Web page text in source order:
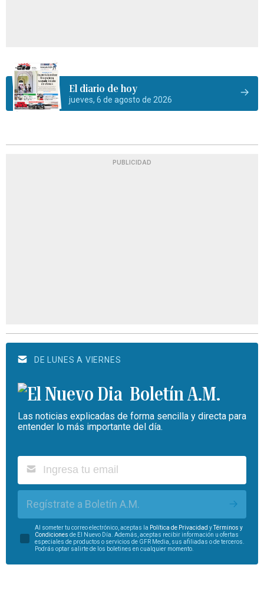
El diario de hoy
jueves, 6 de agosto de 2026
PUBLICIDAD
DE LUNES A VIERNES
Boletín A.M.
Las noticias explicadas de forma sencilla y directa para
entender lo más importante del día.
Regístrate a Boletín A.M.
Al someter tu correo electrónico, aceptas la Política de Privacidad yTérminos y
Condiciones de El Nuevo Día. Además, aceptas recibir información u ofertas
especiales de productos o servicios de GFR Media, sus afiliadas o de terceros.
Podrás optar salirte de los boletines en cualquier momento.